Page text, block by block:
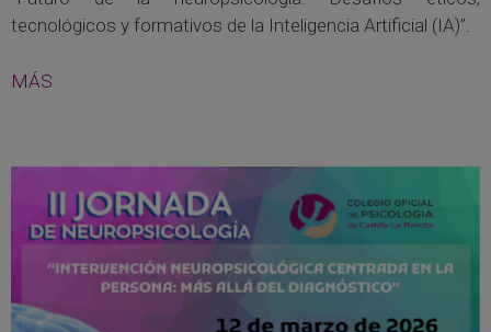
tecnológicos y formativos de la Inteligencia Artificial (IA)”.
MÁS